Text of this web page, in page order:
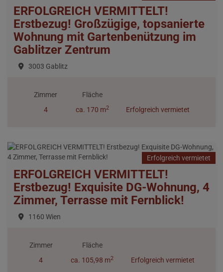
ERFOLGREICH VERMITTELT!
Erstbezug! Großzügige, topsanierte
Wohnung mit Gartenbenützung im
Gablitzer Zentrum
3003 Gablitz
Zimmer
4
Fläche
ca. 170 m2 Erfolgreich vermietet
Erfolgreich vermietet
ERFOLGREICH VERMITTELT!
Erstbezug! Exquisite DG-Wohnung, 4
Zimmer, Terrasse mit Fernblick!
1160 Wien
Zimmer
4
Fläche
ca. 105,98 m2 Erfolgreich vermietet